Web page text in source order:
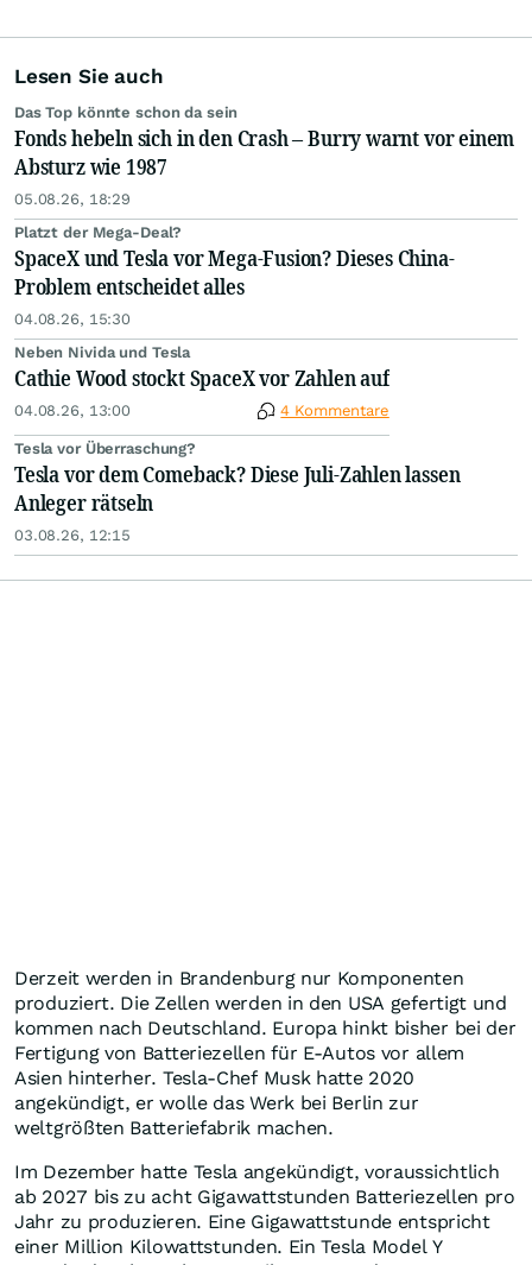
Lesen Sie auch
Das Top könnte schon da sein
Fonds hebeln sich in den Crash – Burry warnt vor einem
Absturz wie 1987
05.08.26, 18:29
Platzt der Mega-Deal?
SpaceX und Tesla vor Mega-Fusion? Dieses China-
Problem entscheidet alles
04.08.26, 15:30
Neben Nivida und Tesla
Cathie Wood stockt SpaceX vor Zahlen auf
04.08.26, 13:00 4 Kommentare
Tesla vor Überraschung?
Tesla vor dem Comeback? Diese Juli-Zahlen lassen
Anleger rätseln
03.08.26, 12:15
Derzeit werden in Brandenburg nur Komponenten
produziert. Die Zellen werden in den USA gefertigt und
kommen nach Deutschland. Europa hinkt bisher bei der
Fertigung von Batteriezellen für E-Autos vor allem
Asien hinterher. Tesla-Chef Musk hatte 2020
angekündigt, er wolle das Werk bei Berlin zur
weltgrößten Batteriefabrik machen.
Im Dezember hatte Tesla angekündigt, voraussichtlich
ab 2027 bis zu acht Gigawattstunden Batteriezellen pro
Jahr zu produzieren. Eine Gigawattstunde entspricht
einer Million Kilowattstunden. Ein Tesla Model Y